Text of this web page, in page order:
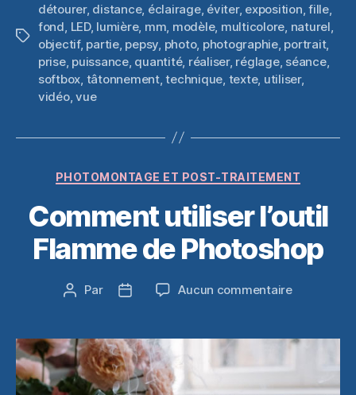
Étiquettes
détourer, distance, éclairage, éviter, exposition ,fille,
fond LED, lumière, mm modèle, multicolore naturel
objectif, partie, pepsy photo, photographie, portrait,
prise, puissance, quantité, réaliser, réglage, séance,
softbox tâtonnement,technique texte, utiliser,
vidéo,vue
Catégories
PHOTOMONTAGE ET POST-TRAITEMENT
Comment utiliser l’outil
Flamme de Photoshop
Auteur
Par
Date
Aucun commentairesur
l’outil